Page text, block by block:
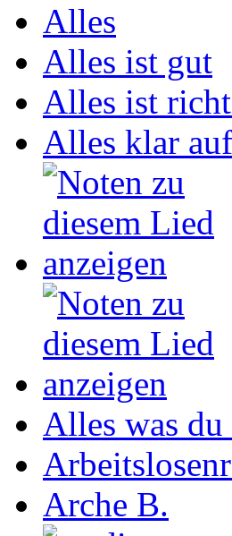
Alles
Alles ist gut
Alles ist
Alles klar
Alles was
Arche B.